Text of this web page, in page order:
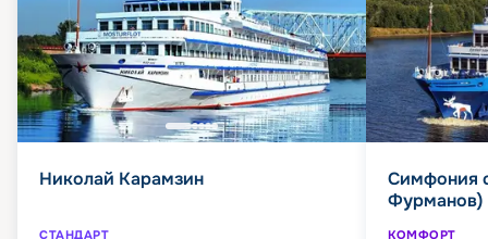
Николай Карамзин
СТАНДАРТ
Симфония
Фурманов)
КОМФОРТ